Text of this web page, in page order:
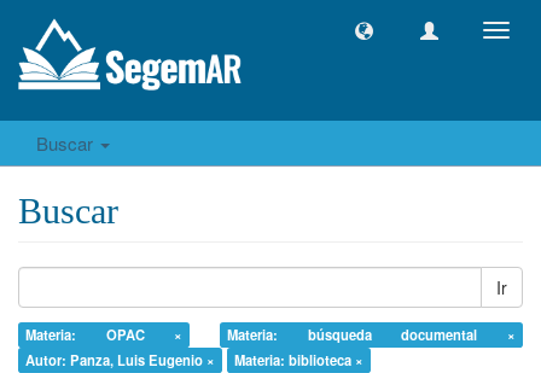
Buscar
Buscar
Ir
Materia: OPAC ×
Materia: búsqueda documental ×
Autor: Panza, Luis Eugenio ×
Materia: biblioteca ×